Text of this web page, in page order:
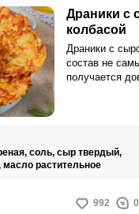
Драники с
колбасой
Драники с
состав не
получается
соль, сыр твердый,
масло растительное
992 0
РЕГИСТРАЦИЯ
сетей: